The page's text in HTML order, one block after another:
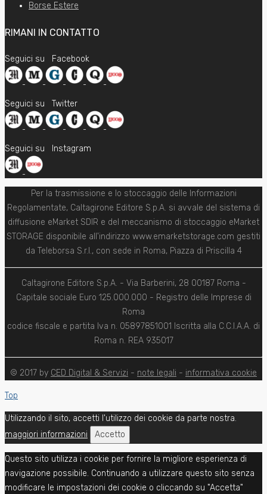
Borse Estere
RIMANI IN CONTATTO
Seguici su Facebook
Seguici su Twitter
Seguici su Instagram
Per la trasmissione e lo stoccaggio delle Informazioni
Regolamentate, Caltagirone Editore S.p.A. si avvale del sistema di
diffusione eMarket SDIR e del meccanismo di stoccaggio eMarket
STORAGE disponibile all'indirizzo www.emarketstorage.com gestiti
da Teleborsa S.r.l., con sede in Roma, Piazza di Priscilla 4
Caltagirone Editore S.p.A. - Via Barberini, 28 00187 Roma -
Capitale sociale Euro 125.000.000 - Registro delle Imprese di
Roma
codice fiscale e partita Iva n. 05897851001 Iscritta alla C.C.I.A.A. di
Roma n. REA 935017
© 2017 by CED Digital & Servizi - note legali - informativa cookie
Top
Utilizzando il sito, accetti l'utilizzo dei cookie da parte nostra.
maggiori informazioni
Accetto
Questo sito utilizza i cookie per fornire la migliore esperienza di
navigazione possibile. Continuando a utilizzare questo sito senza
modificare le impostazioni dei cookie o cliccando su "Accetta"